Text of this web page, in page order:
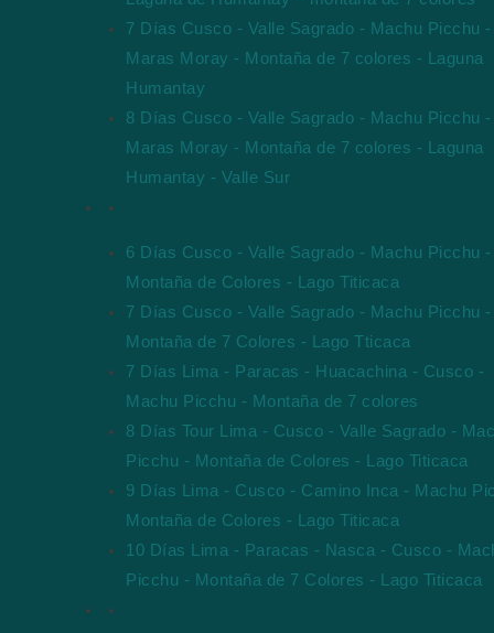
7 Días Cusco - Valle Sagrado - Machu Picchu -
Maras Moray - Montaña de 7 colores - Laguna
Humantay
8 Días Cusco - Valle Sagrado - Machu Picchu -
Maras Moray - Montaña de 7 colores - Laguna
Humantay - Valle Sur
6 Días Cusco - Valle Sagrado - Machu Picchu -
Montaña de Colores - Lago Titicaca
7 Días Cusco - Valle Sagrado - Machu Picchu -
Montaña de 7 Colores - Lago Tticaca
7 Días Lima - Paracas - Huacachina - Cusco -
Machu Picchu - Montaña de 7 colores
8 Días Tour Lima - Cusco - Valle Sagrado -
Picchu - Montaña de Colores - Lago Titicaca
9 Días Lima - Cusco - Camino Inca - Machu
Montaña de Colores - Lago Titicaca
10 Días Lima - Paracas - Nasca - Cusco -
Picchu - Montaña de 7 Colores - Lago Titicaca